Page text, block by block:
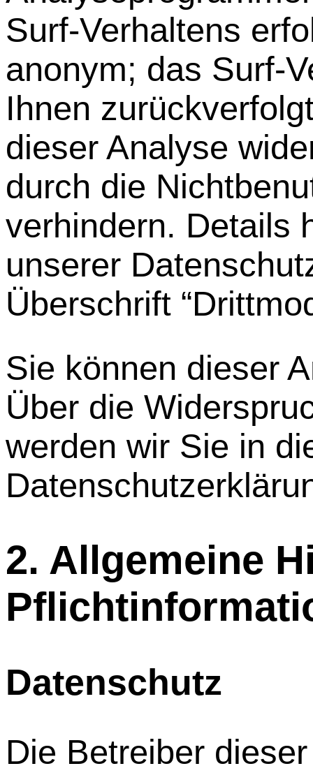
Surf-Verhaltens
anonym; das Surf-
Ihnen
dieser Analyse
durch die
verhindern. Details
unserer
Überschrift
Sie können dieser
Über die
werden wir Sie in
2. Allgemeine
Datenschutz
Die Betreiber